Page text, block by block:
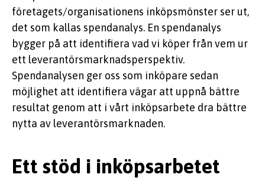
företagets/organisationens inköpsmönster ser ut,
det som kallas spendanalys. En spendanalys
bygger på att identifiera vad vi köper från vem ur
ett leverantörsmarknadsperspektiv.
Spendanalysen ger oss som inköpare sedan
möjlighet att identifiera vägar att uppnå bättre
resultat genom att i vårt inköpsarbete dra bättre
nytta av leverantörsmarknaden.
Ett stöd i inköpsarbetet